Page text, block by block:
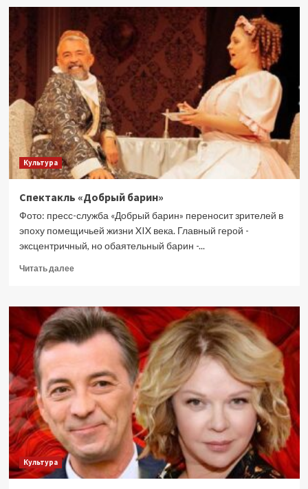
«Кошкин
появится
в
Театре
иллюзии
Культура
Спектакль «Добрый барин»
Фото: пресс-служба «Добрый барин» переносит зрителей в
эпоху помещичьей жизни XIX века. Главный герой -
эксцентричный, но обаятельный барин -...
Читать далееПрочитать
Спектакль
«Добрый
барин»
Культура